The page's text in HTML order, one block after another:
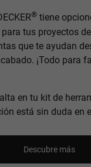
® tiene
tus proyectos
que te ayudan
¡Todo para
en tu kit de
está sin duda en
Descubre más